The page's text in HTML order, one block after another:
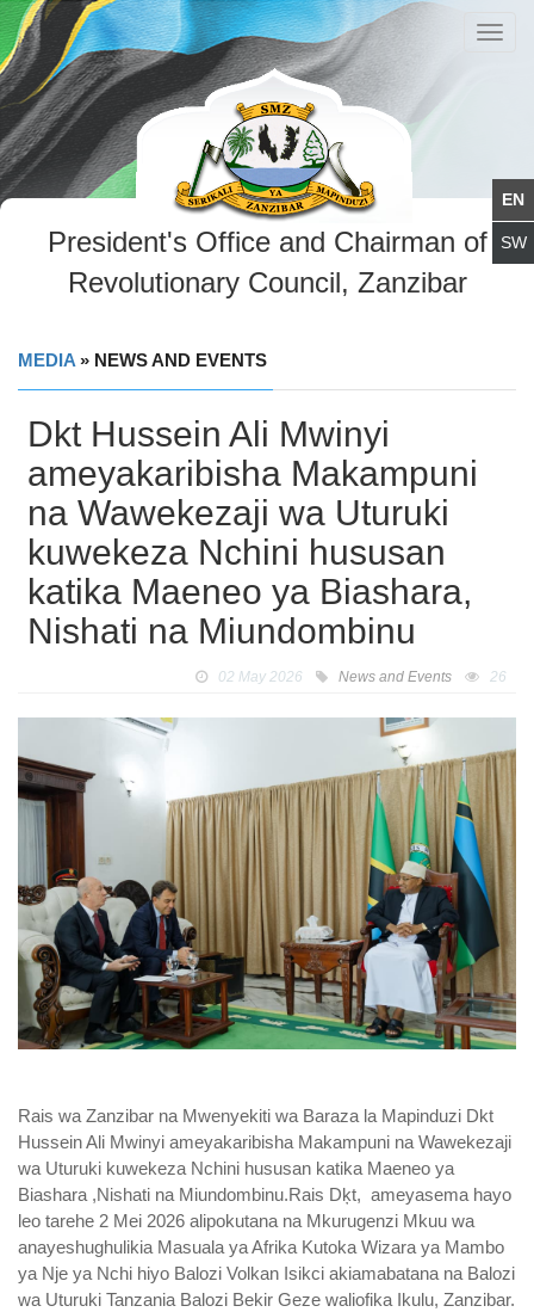
President's Office and Chairman of
Revolutionary Council, Zanzibar
MEDIA » NEWS AND EVENTS
Dkt Hussein Ali Mwinyi
ameyakaribisha Makampuni
na Wawekezaji wa Uturuki
kuwekeza Nchini hususan
katika Maeneo ya Biashara,
Nishati na Miundombinu
02 May 2026 News and Events 26
Rais wa Zanzibar na Mwenyekiti wa Baraza la Mapinduzi Dkt
Hussein Ali Mwinyi ameyakaribisha Makampuni na Wawekezaji
wa Uturuki kuwekeza Nchini hususan katika Maeneo ya
Biashara ,Nishati na Miundombinu.Rais Dķt, ameyasema hayo
leo tarehe 2 Mei 2026 alipokutana na Mkurugenzi Mkuu wa
anayeshughulikia Masuala ya Afrika Kutoka Wizara ya Mambo
ya Nje ya Nchi hiyo Balozi Volkan Isikci akiamabatana na Balozi
wa Uturuki Tanzania Balozi Bekir Geze waliofika Ikulu, Zanzibar.